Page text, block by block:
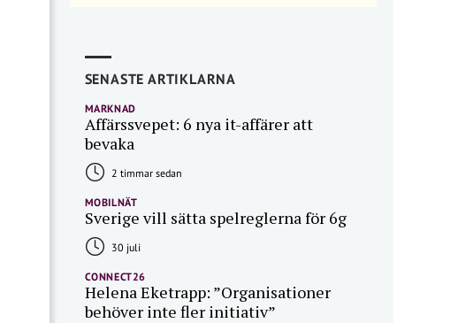
SENASTE ARTIKLARNA
MARKNAD
Affärssvepet: 6 nya it-affärer att
bevaka
2 timmar sedan
MOBILNÄT
Sverige vill sätta spelreglerna för 6g
30 juli
CONNECT26
Helena Eketrapp: ”Organisationer
behöver inte fler initiativ”